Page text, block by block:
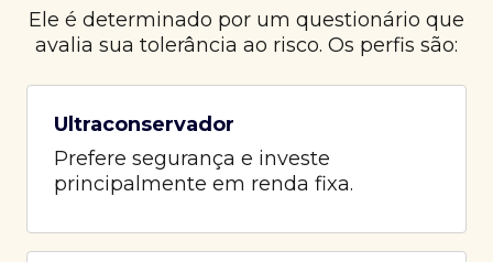
Ele é determinado por um questionário que
avalia sua tolerância ao risco. Os perfis são:
Ultraconservador
Prefere segurança e investe
principalmente em renda fixa.